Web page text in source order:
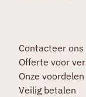
Contacteer ons
Offerte voor
Onze voordelen
Veilig betalen